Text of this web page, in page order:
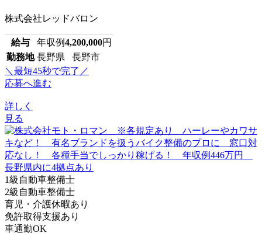
株式会社レッドバロン
給与 年収例4,200,000円
勤務地 長野県 長野市
＼最短45秒で完了／
応募へ進む
詳しく
見る
1級自動車整備士
2級自動車整備士
育児・介護休暇あり
免許取得支援あり
車通勤OK